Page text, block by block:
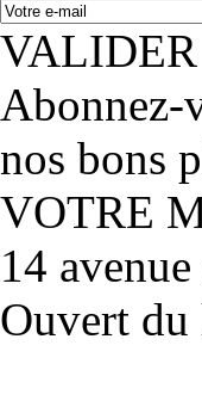
VALIDER
Abonnez-
nos bons
VOTRE
14
Ouvert